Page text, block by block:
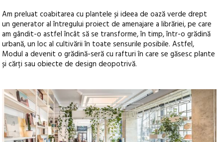
Am preluat coabitarea cu plantele și ideea de oază verde drept
un generator al întregului proiect de amenajare a librăriei, pe care
am gândit-o astfel încât să se transforme, în timp, într-o grădină
urbană, un loc al cultivării în toate sensurile posibile. Astfel,
Modul a devenit o grădină-seră cu rafturi în care se găsesc plante
și cărți sau obiecte de design deopotrivă.